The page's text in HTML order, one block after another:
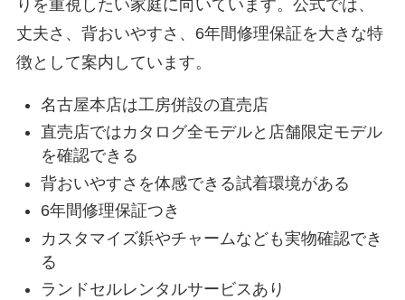
りを重視したい家庭に向いています。公式では、
丈夫さ、背おいやすさ、6年間修理保証を大きな特
徴として案内しています。
名古屋本店は工房併設の直売店
直売店ではカタログ全モデルと店舗限定モデル
を確認できる
背おいやすさを体感できる試着環境がある
6年間修理保証つき
カスタマイズ鋲やチャームなども実物確認でき
る
ランドセルレンタルサービスあり